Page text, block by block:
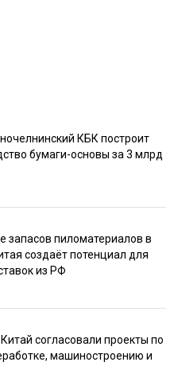
КБК построит
бумаги-основы за 3 млрд
запасов пиломатериалов в
создаёт потенциал для
из РФ
согласовали проекты по
машиностроению и